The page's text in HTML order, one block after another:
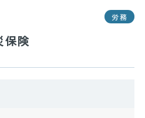
労務
保険